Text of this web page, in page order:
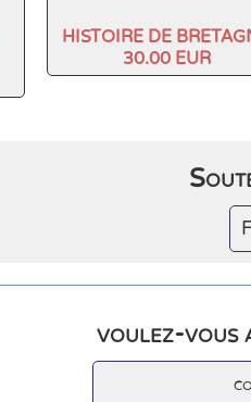
HISTOIRE DE
30.00 EUR
voulez-vous